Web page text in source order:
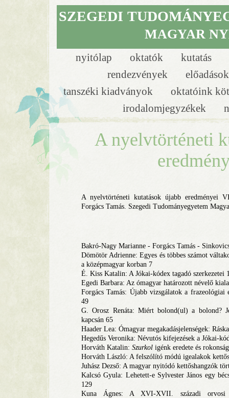
nyitólap oktatók
kutatás
rendezvények
tanszéki kiadványok
oktatóink
irodalomjegyzékek
SZEGEDI
MAGYAR
A nyelvtörténeti
A nyelvtörténeti kutatások újabb eredményei
Forgács Tamás. Szegedi Tudományegyetem
Bakró-Nagy Marianne - Forgács Tamás -
Dömötör Adrienne: Egyes és többes számot
a középmagyar korban 7
É. Kiss Katalin: A Jókai-kódex tagadó szerkezetei
Egedi Barbara: Az ómagyar határozott névelő
Forgács Tamás: Újabb vizsgálatok a
49
G. Orosz Renáta: Miért bolond(ul) a bolond?
kapcsán 65
Haader Lea: Ómagyar megakadásjelenségek:
Hegedűs Veronika: Névutós kifejezések a Jókai-
Horváth Katalin: Szurkol igénk eredete és
Horváth László: A felszólító módú igealakok
Juhász Dezső: A magyar nyitódó kettőshangzók
Kalcsó Gyula: Lehetett-e Sylvester János egy
129
Kuna Ágnes: A XVI-XVII. századi orvosi